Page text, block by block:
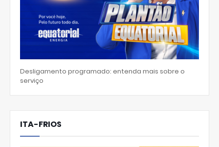
Desligamento programado: entenda mais sobre o
serviço
ITA-FRIOS